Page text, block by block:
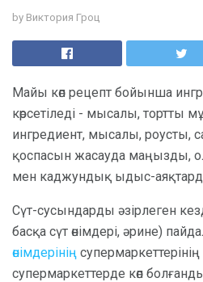
by Виктория Гроц
Майы көп рецепт бойынша
көрсетіледі - мысалы, тортты
ингредиент, мысалы, роусты,
қоспасын жасауда маңызды,
мен каджундық ыдыс-
Сүт-сусындарды әзірлеген
басқа сүт өнімдері, әрине)
өнімдерінің супермаркеттерінің
супермаркеттерде көп